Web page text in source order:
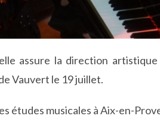
assure la direction
Vauvert le 19 juillet.
études musicales à Aix-en-